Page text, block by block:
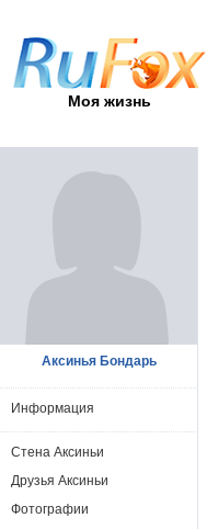
Моя жизнь
Аксинья Бондарь
Информация
Стена Аксиньи
Друзья Аксиньи
Фотографии